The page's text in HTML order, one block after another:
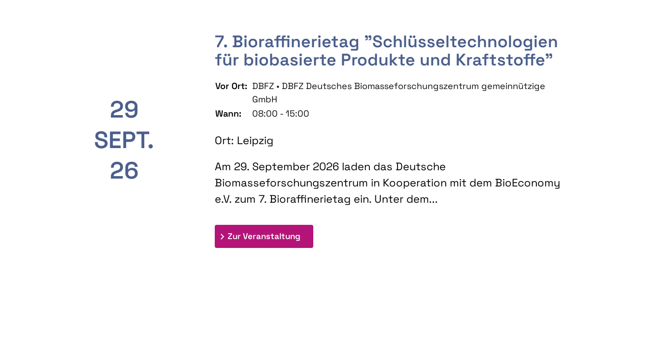
29
SEPT.
26
7. Bioraffinerietag "Schlüsseltechnologien
für biobasierte Produkte und Kraftstoffe"
Vor Ort: DBFZ • DBFZ Deutsches Biomasseforschungszentrum gemeinnützige
GmbH
Wann:
08:00 - 15:00
Ort: Leipzig
Am 29. September 2026 laden das Deutsche
Biomasseforschungszentrum in Kooperation mit dem BioEconomy
e.V. zum 7. Bioraffinerietag ein. Unter dem...
Zur Veranstaltung: 7. Bioraffinerietag "Schlüsseltechnologien für biobasierte Produkte und Kraftstoffe"